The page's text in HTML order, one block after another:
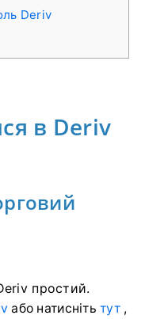
Deriv
в Deriv
простий.
або натиснітьтут ,